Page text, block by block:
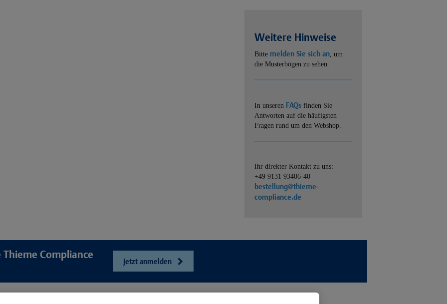
Weitere Hinweise
Bitte melden Sie sich an, um
die Musterbögen zu sehen.
In unseren FAQs finden Sie
Antworten auf die häufigsten
Fragen rund um den Webshop.
Ihr direkter Kontakt zu uns:
+49 9131 93406-40
bestellung@thieme-
compliance.de
Compliance
Jetzt anmelden